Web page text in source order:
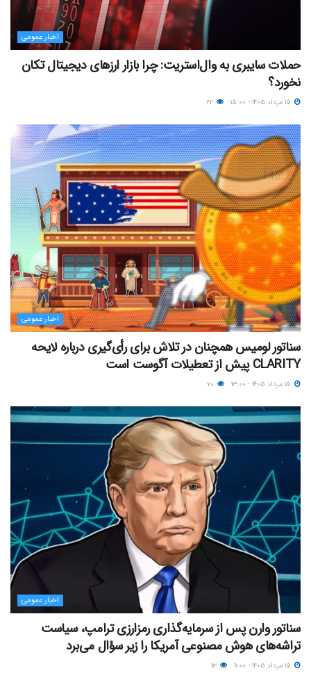
اخبار عمومی
حملات سایبری به وال‌استریت: چرا بازار ارزهای دیجیتال تکان
نخورد؟
اخبار عمومی
سناتور لومیس همچنان در تلاش برای رأی‌گیری درباره لایحه
CLARITY پیش از تعطیلات آگوست است
اخبار عمومی
سناتور وارن پس از سرمایه‌گذاری رمزارزی ترامپ، سیاست
تراشه‌های هوش مصنوعی آمریکا را زیر سؤال می‌برد